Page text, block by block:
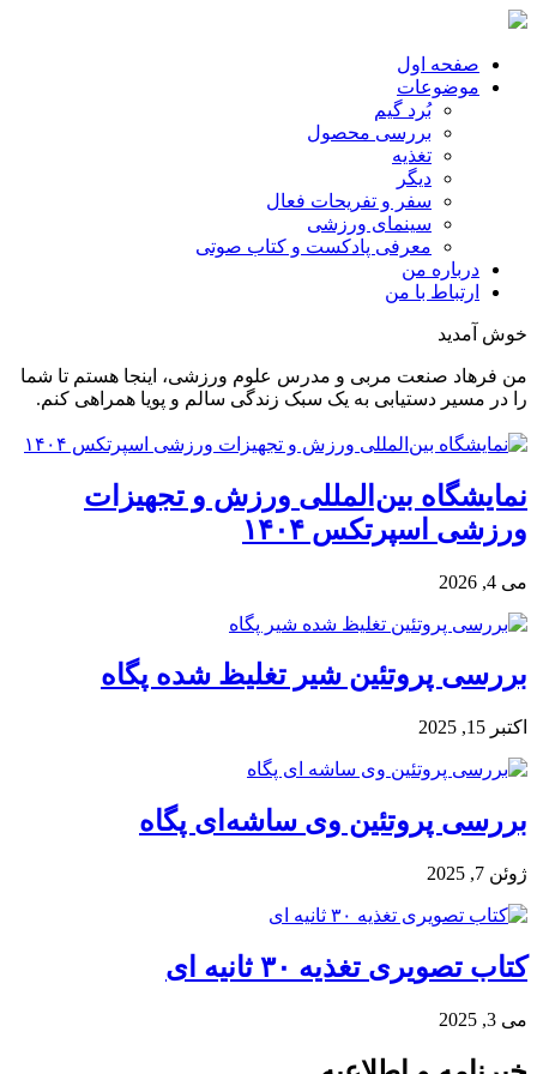
صفحه اول
موضوعات
بُرد گیم
بررسی محصول
تغذیه
دیگر
سفر و تفریحات فعال
سینمای ورزشی
معرفی پادکست و کتاب صوتی
درباره من
ارتباط با من
خوش آمدید
من فرهاد صنعت مربی و مدرس علوم ورزشی، اینجا هستم تا شما
را در مسیر دستیابی به یک سبک زندگی سالم و پویا همراهی کنم.
نمایشگاه بین‌المللی ورزش و تجهیزات
ورزشی اسپرتکس ۱۴۰۴
می 4, 2026
بررسی پروتئین شیر تغلیظ شده پگاه
اکتبر 15, 2025
بررسی پروتئین وی ساشه‌ای پگاه
ژوئن 7, 2025
کتاب تصویری تغذیه ۳۰ ثانیه ای
می 3, 2025